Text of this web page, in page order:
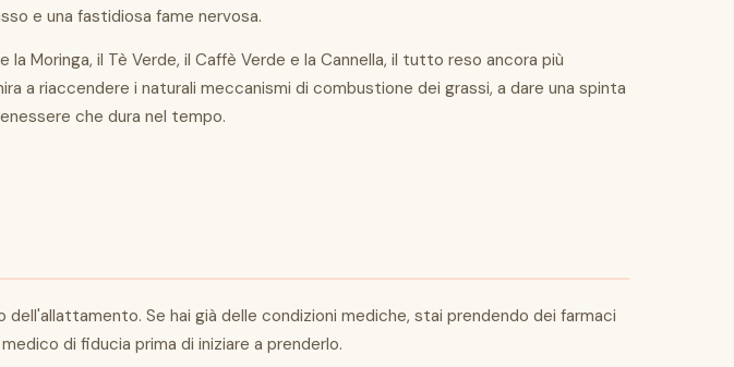
e una fastidiosa fame nervosa.
il Tè Verde, il Caffè Verde e la Cannella, il tutto reso ancora più
riaccendere i naturali meccanismi di combustione dei grassi, a dare una spinta
che dura nel tempo.
Se hai già delle condizioni mediche, stai prendendo dei farmaci
di fiducia prima di iniziare a prenderlo.